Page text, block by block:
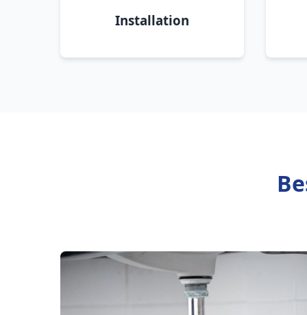
Installation